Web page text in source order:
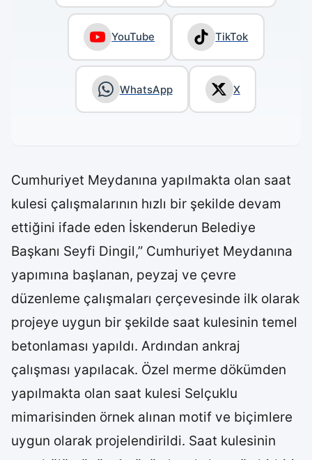
YouTube TikTok
WhatsApp X
Cumhuriyet Meydanına yapılmakta olan saat
kulesi çalışmalarının hızlı bir şekilde devam
ettiğini ifade eden İskenderun Belediye
Başkanı Seyfi Dingil,” Cumhuriyet Meydanına
yapımına başlanan, peyzaj ve çevre
düzenleme çalışmaları çerçevesinde ilk olarak
projeye uygun bir şekilde saat kulesinin temel
betonlaması yapıldı. Ardından ankraj
çalışması yapılacak. Özel merme dökümden
yapılmakta olan saat kulesi Selçuklu
mimarisinden örnek alınan motif ve biçimlere
uygun olarak projelendirildi. Saat kulesinin